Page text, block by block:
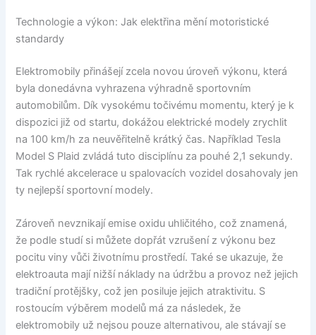
Technologie a výkon: Jak elektřina mění motoristické
standardy
Elektromobily přinášejí zcela novou úroveň výkonu, která
byla donedávna vyhrazena výhradně sportovním
automobilům. Dík vysokému točivému momentu, který je k
dispozici již od startu, dokážou elektrické modely zrychlit
na 100 km/h za neuvěřitelně krátký čas. Například Tesla
Model S Plaid zvládá tuto disciplínu za pouhé 2,1 sekundy.
Tak rychlé akcelerace u spalovacích vozidel dosahovaly jen
ty nejlepší sportovní modely.
Zároveň nevznikají emise oxidu uhličitého, což znamená,
že podle studí si můžete dopřát vzrušení z výkonu bez
pocitu viny vůči životnímu prostředí. Také se ukazuje, že
elektroauta mají nižší náklady na údržbu a provoz než jejich
tradiční protějšky, což jen posiluje jejich atraktivitu. S
rostoucím výběrem modelů má za následek, že
elektromobily už nejsou pouze alternativou, ale stávají se